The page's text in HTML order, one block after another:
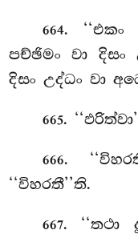
664. ‘‘එකං
පච්ඡිමං වා දිසං
දිසං උද්ධං වා
665.
666.
‘‘විහරතී’’ති.
667. ‘‘තථා